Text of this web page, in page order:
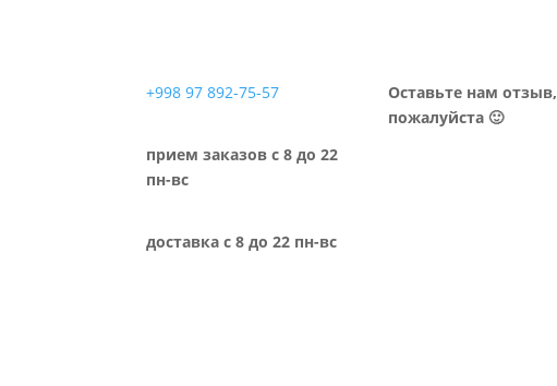
+998 97 892-75-57
прием заказов с 8 до 22
пн-вс
доставка с 8 до 22 пн-вс
Оставьте нам отзыв,
пожалуйста 🙂